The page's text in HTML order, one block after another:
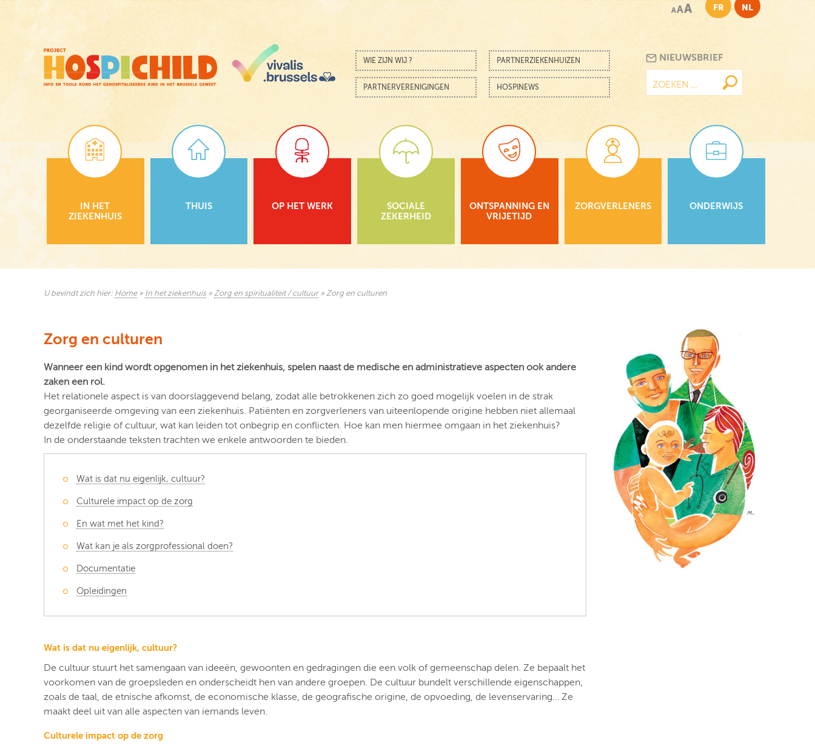
content
AAA FR NL
Menu
Skip to content
WIE ZIJN WIJ ? PARTNERZIEKENHUIZEN
PARTNERVERENIGINGEN HOSPINEWS
NIEUWSBRIEF
naar:
IN HET
ZIEKENHUIS
THUIS OP HET WERK
SOCIALE
ZEKERHEID
ONTSPANNING EN
VRIJETIJD
ZORGVERLENERS ONDERWIJS
U bevindt zich hier: Home» In het ziekenhuis » Zorg en spiritualiteit / cultuur» Zorg en culturen
Zorg en culturen
Wanneer een kind wordt opgenomen in het ziekenhuis, spelen naast de medische en administratieve aspecten ook andere
zaken een rol.
Het relationele aspect is van doorslaggevend belang, zodat alle betrokkenen zich zo goed mogelijk voelen in de strak
georganiseerde omgeving van een ziekenhuis. Patiënten en zorgverleners van uiteenlopende origine hebben niet allemaal
dezelfde religie of cultuur, wat kan leiden tot onbegrip en conflicten. Hoe kan men hiermee omgaan in het ziekenhuis?
In de onderstaande teksten trachten we enkele antwoorden te bieden.
Wat is dat nu eigenlijk, cultuur?
Culturele impact op de zorg
En wat met het kind?
Wat kan je als zorgprofessional doen?
Documentatie
Opleidingen
Wat is dat nu eigenlijk, cultuur?
De cultuur stuurt het samengaan van ideeën, gewoonten en gedragingen die een volk of gemeenschap delen. Ze bepaalt het
voorkomen van de groepsleden en onderscheidt hen van andere groepen. De cultuur bundelt verschillende eigenschappen,
zoals de taal, de etnische afkomst, de economische klasse, de geografische origine, de opvoeding, de levenservaring… Ze
maakt deel uit van alle aspecten van iemands leven.
Culturele impact op de zorg